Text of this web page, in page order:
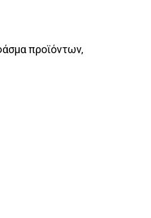
προϊόντων,